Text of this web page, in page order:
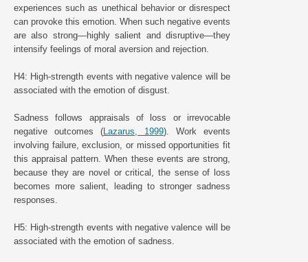
experiences such as unethical behavior or disrespect
can provoke this emotion. When such negative events
are also strong—highly salient and disruptive—they
intensify feelings of moral aversion and rejection.
H4: High-strength events with negative valence will be
associated with the emotion of disgust.
Sadness follows appraisals of loss or irrevocable
negative outcomes ( Lazarus, 1999). Work events
involving failure, exclusion, or missed opportunities fit
this appraisal pattern. When these events are strong,
because they are novel or critical, the sense of loss
becomes more salient, leading to stronger sadness
responses.
H5: High-strength events with negative valence will be
associated with the emotion of sadness.